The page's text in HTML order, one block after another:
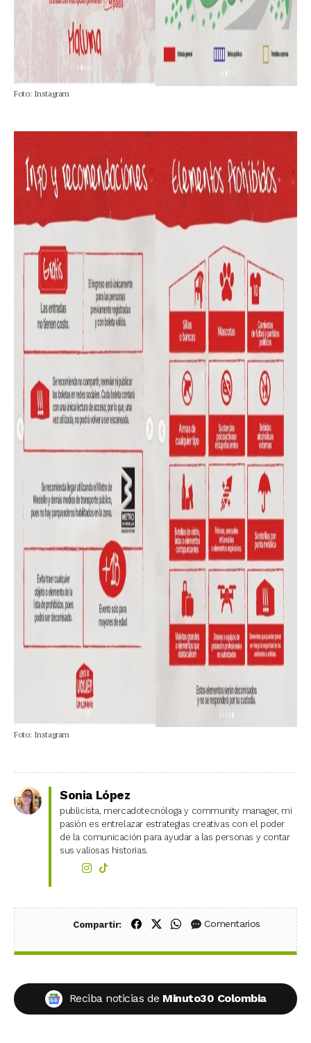
Foto: Instagram
Foto: Instagram
Sonia López
publicista, mercadotecnóloga y community manager, mi
pasión es entrelazar estrategias creativas con el poder
de la comunicación para ayudar a las personas y contar
sus valiosas historias.
Compartir: Compartir en Facebook
Compartir en X (Twitter)
Compartir en WhatsApp
Comentarios
Reciba noticias de Minuto30 Colombia